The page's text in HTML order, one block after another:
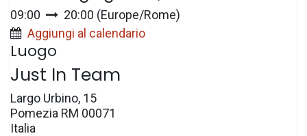
09:00 20:00 (Europe/Rome)
Aggiungi al calendario
Luogo
Just In Team
Largo Urbino, 15
Pomezia RM 00071
Italia